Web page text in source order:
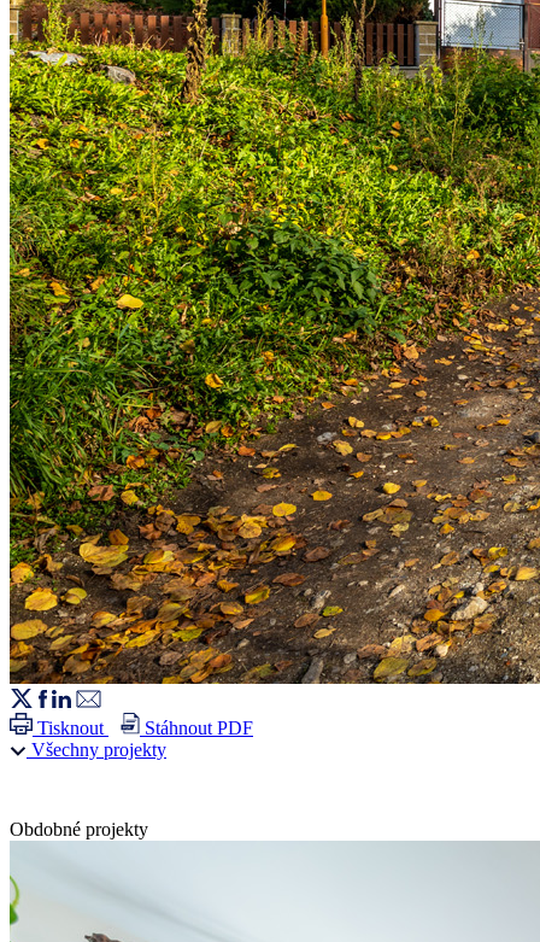
Tisknout
Stáhnout PDF
Všechny projekty
Obdobné projekty